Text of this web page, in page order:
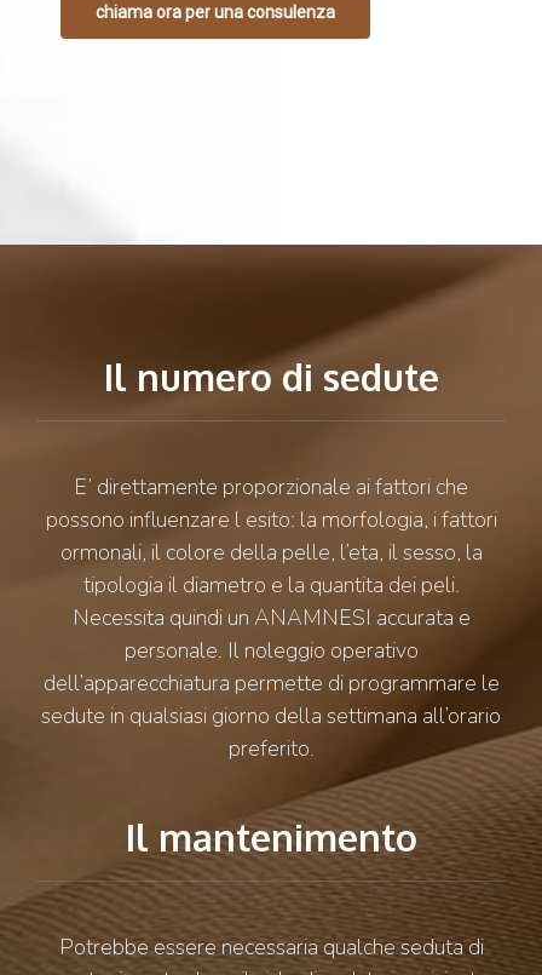
chiama ora per una consulenza
Il numero di sedute
E’ direttamente proporzionale ai fattori che
possono influenzare l esito: la morfologia, i fattori
ormonali, il colore della pelle, l’eta, il sesso, la
tipologia il diametro e la quantita dei peli.
Necessita quindi un ANAMNESI accurata e
personale. Il noleggio operativo
dell’apparecchiatura permette di programmare le
sedute in qualsiasi giorno della settimana all’orario
preferito.
Il mantenimento
Potrebbe essere necessaria qualche seduta di